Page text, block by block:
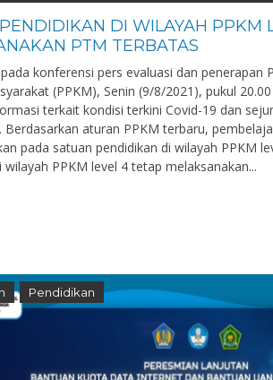
DI WILAYAH PPKM
PTM TERBATAS
konferensi pers evaluasi dan penerapan
(PPKM), Senin (9/8/2021), pukul
terkait kondisi terkini Covid-19 dan
Berdasarkan aturan PPKM terbaru,
pada satuan pendidikan di wilayah PPKM
wilayah PPKM level 4 tetap melaksanakan...
Pendidikan